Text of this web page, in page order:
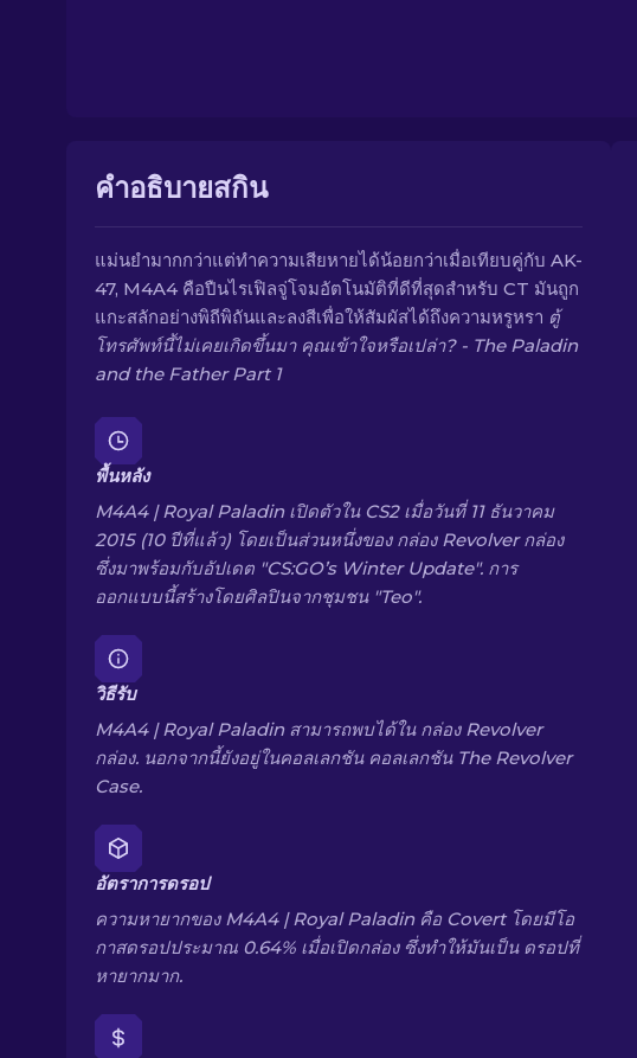
คำอธิบายสกิน
แม่นยำมากกว่าแต่ทำความเสียหายได้น้อยกว่าเมื่อเทียบคู่กับ AK-
47, M4A4 คือปืนไรเฟิลจู่โจมอัตโนมัติที่ดีที่สุดสำหรับ CT มันถูก
แกะสลักอย่างพิถีพิถันและลงสีเพื่อให้สัมผัสได้ถึงความหรูหรา ตู้
โทรศัพท์นี้ไม่เคยเกิดขึ้นมา คุณเข้าใจหรือเปล่า? - The Paladin
and the Father Part 1
พื้นหลัง
M4A4 | Royal Paladin เปิดตัวใน CS2 เมื่อวันที่ 11 ธันวาคม
2015 (10 ปีที่แล้ว) โดยเป็นส่วนหนึ่งของ กล่อง Revolver กล่อง
ซึ่งมาพร้อมกับอัปเดต "CS:GO’s Winter Update". การ
ออกแบบนี้สร้างโดยศิลปินจากชุมชน "Teo".
วิธีรับ
M4A4 | Royal Paladin สามารถพบได้ใน กล่อง Revolver
กล่อง. นอกจากนี้ยังอยู่ในคอลเลกชัน คอลเลกชัน The Revolver
Case.
อัตราการดรอป
ความหายากของ M4A4 | Royal Paladin คือ Covert โดยมีโอ
กาสดรอปประมาณ 0.64% เมื่อเปิดกล่อง ซึ่งทำให้มันเป็น ดรอปที่
หายากมาก.